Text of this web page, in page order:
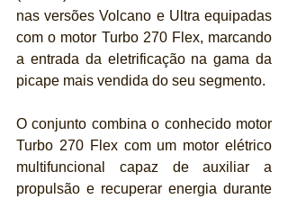
nas versões Volcano e Ultra equipadas
com o motor Turbo 270 Flex, marcando
a entrada da eletrificação na gama da
picape mais vendida do seu segmento.
O conjunto combina o conhecido motor
Turbo 270 Flex com um motor elétrico
multifuncional capaz de auxiliar a
propulsão e recuperar energia durante